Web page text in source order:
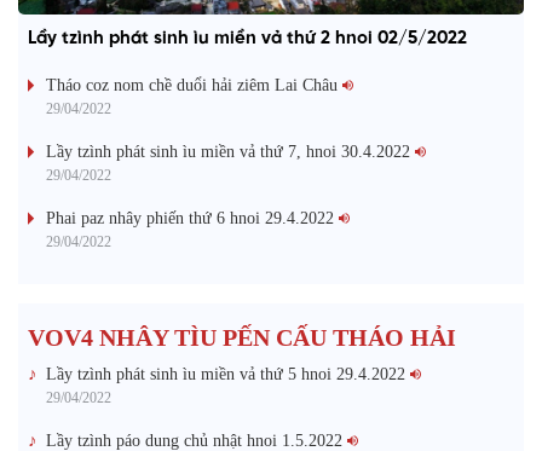
Lầy tzình phát sinh ìu miền vả thứ 2 hnoi 02/5/2022
Tháo coz nom chề duổi hải ziêm Lai Châu
29/04/2022
Lầy tzình phát sinh ìu miền vả thứ 7, hnoi 30.4.2022
29/04/2022
Phai paz nhây phiến thứ 6 hnoi 29.4.2022
29/04/2022
VOV4 NHÂY TÌU PẾN CẤU THÁO HẢI
Lầy tzình phát sinh ìu miền vả thứ 5 hnoi 29.4.2022
29/04/2022
Lầy tzình páo dung chủ nhật hnoi 1.5.2022